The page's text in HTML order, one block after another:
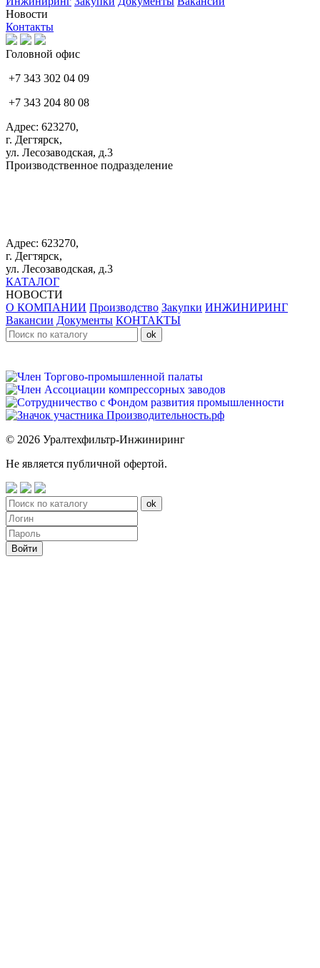
Новости
Контакты
Головной офис
+7 343 302 04 09
+7 343 204 80 08
Адрес: 623270,
г. Дегтярск,
ул. Лесозаводская, д.3
Производственное подразделение
Адрес: 623270,
г. Дегтярск,
ул. Лесозаводская, д.3
КАТАЛОГ
НОВОСТИ
О КОМПАНИИ Производство Закупки ИНЖИНИРИНГ
Вакансии Документы КОНТАКТЫ
© 2026 Уралтехфильтр-Инжиниринг
Не является публичной офертой.